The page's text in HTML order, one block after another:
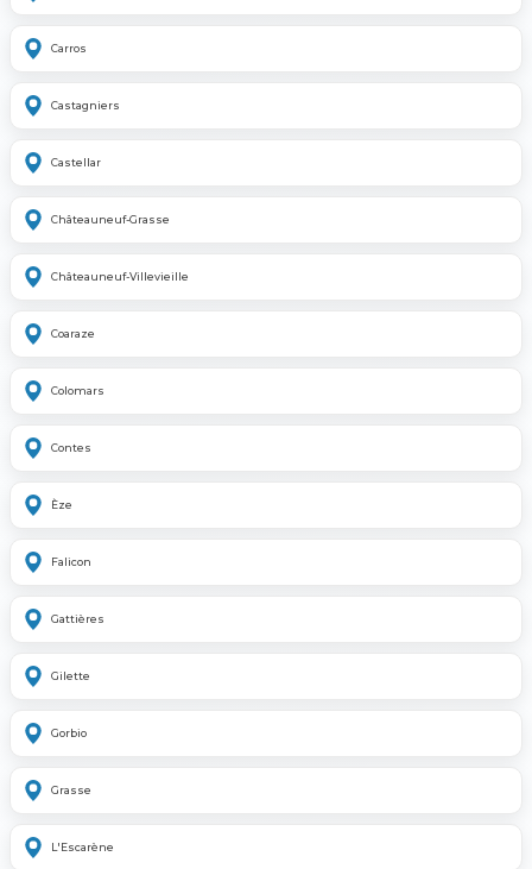
Carros
Castagniers
Castellar
Châteauneuf-Grasse
Châteauneuf-Villevieille
Coaraze
Colomars
Contes
Èze
Falicon
Gattières
Gilette
Gorbio
Grasse
L'Escarène